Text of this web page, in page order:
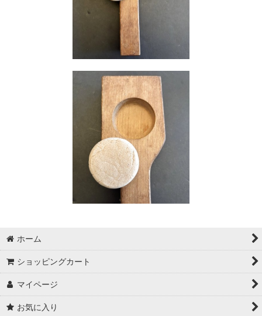
ホーム
ショッピングカート
マイページ
お気に入り